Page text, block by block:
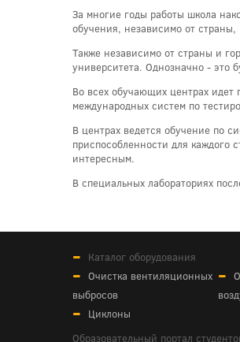
За многие годы работы школа
обучения, независимо от
Также независимо от страны и
университета. Однозначно - это
Во всех обучающих центрах идет
международных систем по
В центрах ведется обучение по
приспособленности для каждого
интересным.
В специальных лабораториях
Каталог оборудования
Очистка вентиляционных
выбросов
Циклоны
Образовательный портал